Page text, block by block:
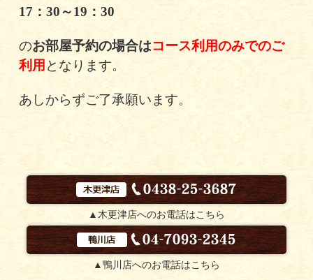
17：30～19：30
のお部屋予約の場合はコース利用のみでのご
利用 となります。
あしからずご了承願います。
▲木更津店へのお電話はこちら
▲鴨川店へのお電話はこちら